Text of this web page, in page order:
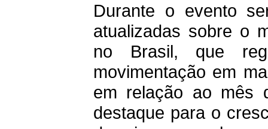
Durante o evento
atualizadas sobre o
no Brasil, que
movimentação em
em relação ao mês
destaque para o